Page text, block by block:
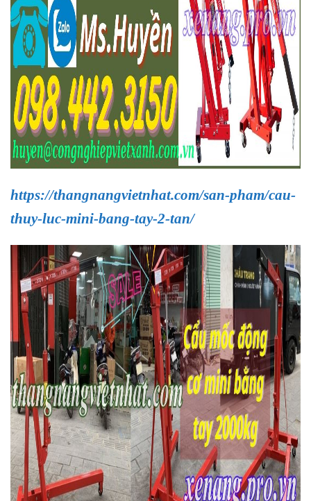
https://thangnangvietnhat.com/san-pham/cau-
thuy-luc-mini-bang-tay-2-tan/